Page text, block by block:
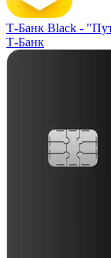
Т-Банк Black -
Т-Банк